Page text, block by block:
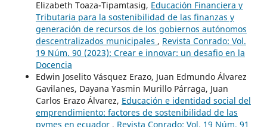
Elizabeth Toaza-Tipamtasig, Educación Financiera y
Tributaria para la sostenibilidad de las finanzas y
generación de recursos de los gobiernos autónomos
descentralizados municipales , Revista Conrado: Vol.
19 Núm. 90 (2023): Crear e innovar: un desafio en la
Docencia
Edwin Joselito Vásquez Erazo, Juan Edmundo Álvarez
Gavilanes, Dayana Yasmin Murillo Párraga, Juan
Carlos Erazo Álvarez, Educación e identidad social del
emprendimiento: factores de sostenibilidad de las
pymes en ecuador , Revista Conrado: Vol. 19 Núm. 91